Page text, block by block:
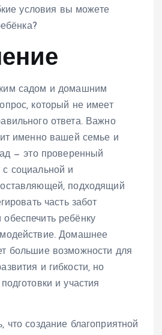
условия вы можете
садом и домашним
который не имеет
ответа. Важно
именно вашей семье и
— это проверенный
социальной и
подходящий
часть забот
ребёнку
Домашнее
большие возможности для
и гибкости, но
и участия
что создание благоприятной